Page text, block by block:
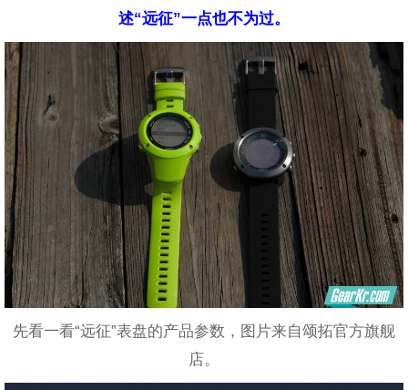
述“远征”一点也不为过。
先看一看“远征”表盘的产品参数，图片来自颂拓官方旗舰
店。